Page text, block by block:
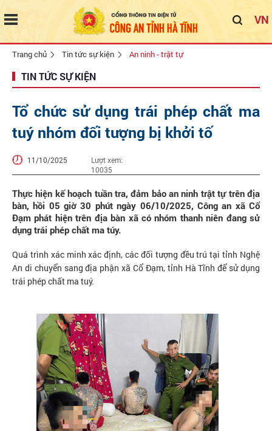
VN
Trang chủ Tin tức sự kiện An ninh - trật tự
TIN TỨC SỰ KIỆN
Tổ chức sử dụng trái phép chất ma
tuý nhóm đối tượng bị khởi tố
11/10/2025
Lượt xem:
10035
Thực hiện kế hoạch tuần tra, đảm bảo an ninh trật tự trên địa
bàn, hồi 05 giờ 30 phút ngày 06/10/2025, Công an xã Cổ
Đạm phát hiện trên địa bàn xã có nhóm thanh niên đang sử
dụng trái phép chất ma túy.
Quá trình xác minh xác định, các đối tượng đều trú tại tỉnh Nghệ
An di chuyển sang địa phận xã Cổ Đạm, tỉnh Hà Tĩnh để sử dụng
trái phép chất ma tuý.